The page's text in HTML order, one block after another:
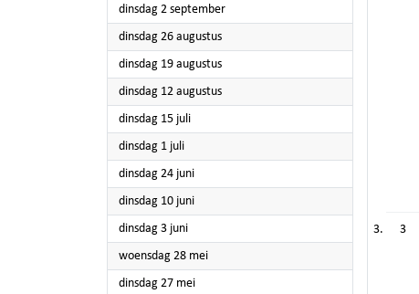
dinsdag 2 september2025
dinsdag 26 augustus2025
dinsdag 19 augustus2025
dinsdag 12 augustus2025
dinsdag 15 juli2025
dinsdag 1 juli2025
dinsdag 24 juni2025
dinsdag 10 juni2025
dinsdag 3 juni2025
woensdag 28 mei2025
dinsdag 27 mei2025
3